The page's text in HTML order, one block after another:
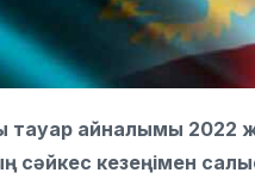
тауар айналымы
кезеңімен